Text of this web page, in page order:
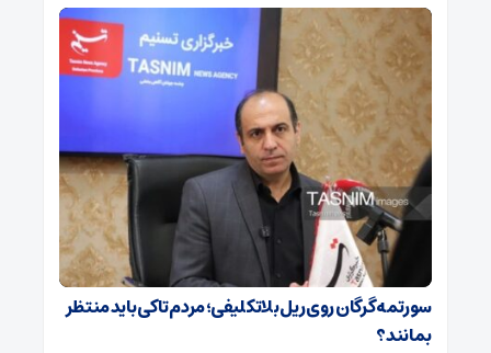
سورتمه گرگان روی ریل بلاتکلیفی؛ مردم تا کی باید منتظر
بمانند؟